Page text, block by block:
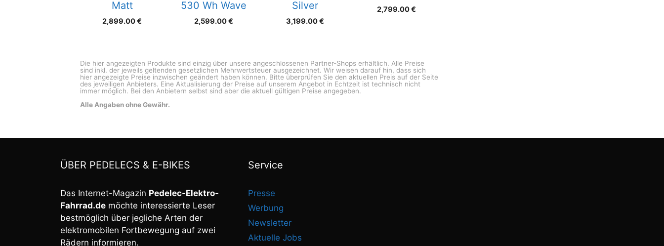
Matt
2,899.00€
530 Wh Wave
2,599.00€
Silver
3,199.00€
2,799.00€
Die hier angezeigten Produkte sind einzig über unsere angeschlossenen Partner-Shops erhältlich. Alle Preise
sind inkl. der jeweils geltenden gesetzlichen Mehrwertsteuer ausgezeichnet. Wir weisen darauf hin, dass sich
hier angezeigte Preise inzwischen geändert haben können. Bitte überprüfen Sie den aktuellen Preis auf der Seite
des jeweiligen Anbieters. Eine Aktualisierung der Preise auf unserem Angebot in Echtzeit ist technisch nicht
immer möglich. Bei den Anbietern selbst sind aber die aktuell gültigen Preise angegeben.
Alle Angaben ohne Gewähr.
ÜBER PEDELECS & E-BIKES
Das Internet-Magazin Pedelec-Elektro-
Fahrrad.de möchte interessierte Leser
bestmöglich über jegliche Arten der
elektromobilen Fortbewegung auf zwei
Rädern informieren.
Service
Presse
Werbung
Newsletter
Aktuelle Jobs